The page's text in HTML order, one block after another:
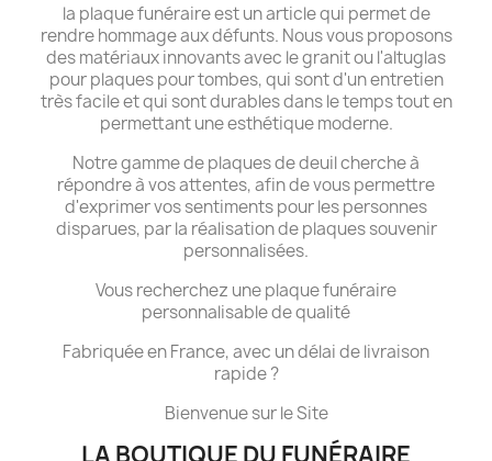
la plaque funéraire est un article qui permet de
rendre hommage aux défunts. Nous vous proposons
des matériaux innovants avec le granit ou l'altuglas
pour plaques pour tombes, qui sont d'un entretien
très facile et qui sont durables dans le temps tout en
permettant une esthétique moderne.
Notre gamme de plaques de deuil cherche à
répondre à vos attentes, afin de vous permettre
d'exprimer vos sentiments pour les personnes
disparues, par la réalisation de plaques souvenir
personnalisées.
Vous recherchez une plaque funéraire
personnalisable de qualité
Fabriquée en France, avec un délai de livraison
rapide ?
Bienvenue sur le Site
LA BOUTIQUE DU FUNÉRAIRE